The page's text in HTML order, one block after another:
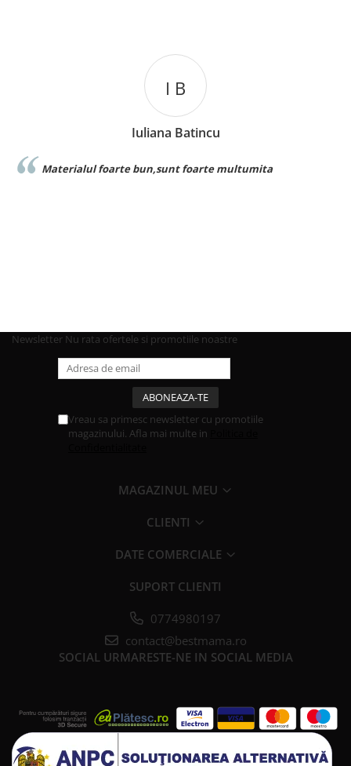
I B
Iuliana Batincu
Materialul foarte bun,sunt foarte multumita
Newsletter Nu rata ofertele si promotiile noastre
Vreau sa primesc newsletter cu promotiile
magazinului. Afla mai multe in
MAGAZINUL MEU
CLIENTI
DATE COMERCIALE
SUPORT CLIENTI
0774980197
contact@bestmama.ro
SOCIAL URMARESTE-NE IN SOCIAL MEDIA